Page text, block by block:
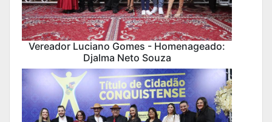
Vereador Luciano Gomes - Homenageado:
Djalma Neto Souza